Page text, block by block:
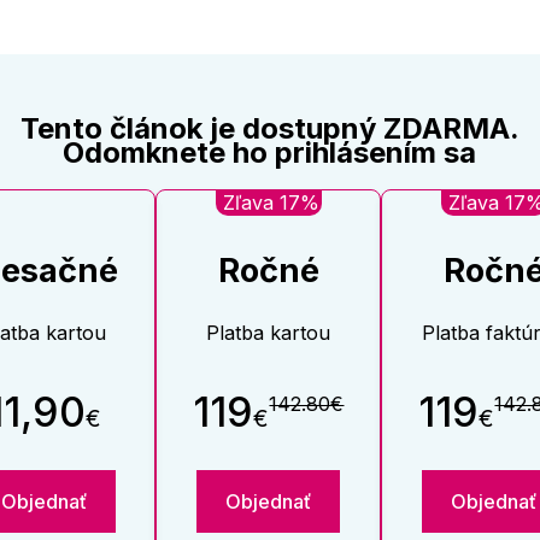
Tento článok je dostupný ZDARMA.
Odomknete ho prihlásením sa
kartou
€
Objednať
Zľava 17%
Ročné
Platba kartou
119€142.80€
Objednať
Zľava
Platba
119€
Objednať